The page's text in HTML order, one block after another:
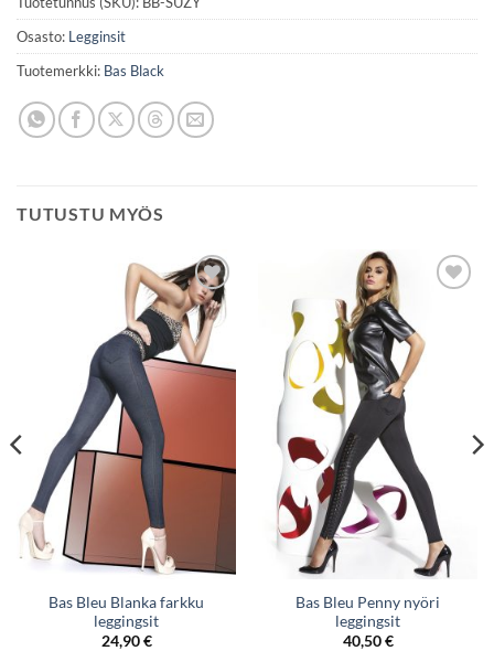
Osasto: Legginsit
Tuotemerkki: Bas Black
TUTUSTU MYÖS
Lisää
toivelistaan
Bas Bleu Blanka farkku
leggingsit
24,90€
toivelistaan
Bas Bleu Penny nyöri
leggingsit
40,50€